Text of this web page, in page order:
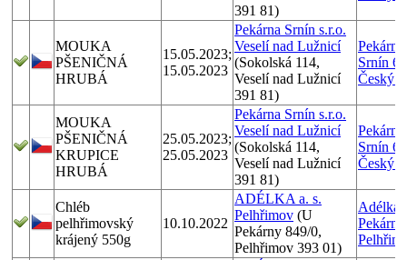
391 81)
MOUKA
PŠENIČNÁ
HRUBÁ
15.05.2023;
15.05.2023
Pekárna Srnín s.r.o.
Veselí nad Lužnicí
(Sokolská 114,
Veselí nad Lužnicí
391 81)
Srnín
Český
MOUKA
PŠENIČNÁ
KRUPICE
HRUBÁ
25.05.2023;
25.05.2023
Pekárna Srnín s.r.o.
Veselí nad Lužnicí
(Sokolská 114,
Veselí nad Lužnicí
391 81)
Srnín
Český
Chléb
pelhřimovský
krájený 550g
10.10.2022
ADÉLKA a. s.
Pelhřimov (U
Pekárny 849/0,
Pelhřimov 393 01)
Adélka